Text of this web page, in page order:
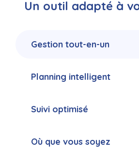
Un outil adapté à
Gestion tout-en-un
Planning intelligent
Suivi optimisé
Où que vous soyez